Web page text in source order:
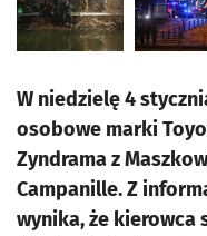
W niedzielę 4
osobowe marki
Zyndrama z
Campanille. Z
wynika, że kierowca